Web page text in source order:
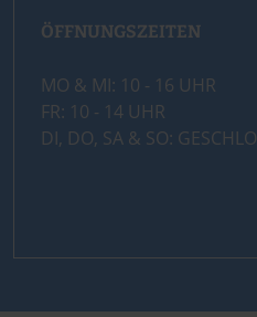
ÖFFNUNGSZEITEN
MO & MI: 10 - 16 UHR
FR: 10 - 14 UHR
DI, DO, SA & SO: